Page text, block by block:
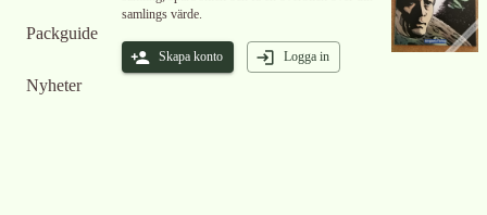
Packguide
Nyheter
samlings värde.
Skapa konto Logga in